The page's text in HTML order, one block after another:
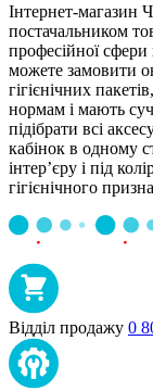
Інтернет-магазин
постачальником
професійної сфери
можете замовити
гігієнічних
нормам і мають
підібрати всі
кабінок в одному
інтер’єру і під
гігієнічного
Відділ продажу 0